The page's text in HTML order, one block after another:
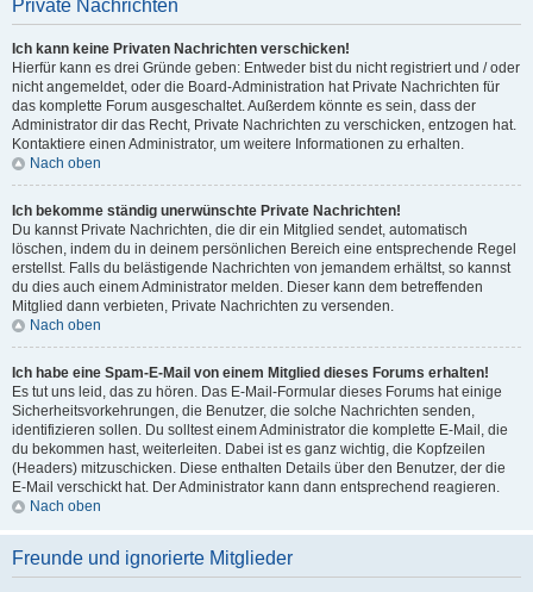
Private Nachrichten
Ich kann keine Privaten Nachrichten verschicken!
Hierfür kann es drei Gründe geben: Entweder bist du nicht registriert und / oder
nicht angemeldet, oder die Board-Administration hat Private Nachrichten für
das komplette Forum ausgeschaltet. Außerdem könnte es sein, dass der
Administrator dir das Recht, Private Nachrichten zu verschicken, entzogen hat.
Kontaktiere einen Administrator, um weitere Informationen zu erhalten.
Nach oben
Ich bekomme ständig unerwünschte Private Nachrichten!
Du kannst Private Nachrichten, die dir ein Mitglied sendet, automatisch
löschen, indem du in deinem persönlichen Bereich eine entsprechende Regel
erstellst. Falls du belästigende Nachrichten von jemandem erhältst, so kannst
du dies auch einem Administrator melden. Dieser kann dem betreffenden
Mitglied dann verbieten, Private Nachrichten zu versenden.
Nach oben
Ich habe eine Spam-E-Mail von einem Mitglied dieses Forums erhalten!
Es tut uns leid, das zu hören. Das E-Mail-Formular dieses Forums hat einige
Sicherheitsvorkehrungen, die Benutzer, die solche Nachrichten senden,
identifizieren sollen. Du solltest einem Administrator die komplette E-Mail, die
du bekommen hast, weiterleiten. Dabei ist es ganz wichtig, die Kopfzeilen
(Headers) mitzuschicken. Diese enthalten Details über den Benutzer, der die
E-Mail verschickt hat. Der Administrator kann dann entsprechend reagieren.
Nach oben
Freunde und ignorierte Mitglieder